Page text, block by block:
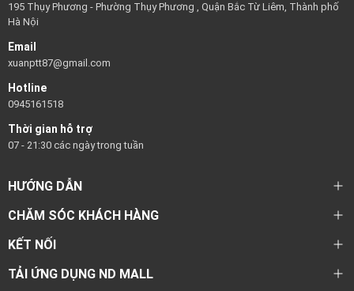
195 Thụy Phương - Phường Thụy Phương , Quận Bắc Từ Liêm, Thành phố
Hà Nội
Email
xuanptt87@gmail.com
Hotline
0945161518
Thời gian hỗ trợ
07 - 21:30 các ngày trong tuần
HƯỚNG DẪN
CHĂM SÓC KHÁCH HÀNG
KẾT NỐI
TẢI ỨNG DỤNG ND MALL